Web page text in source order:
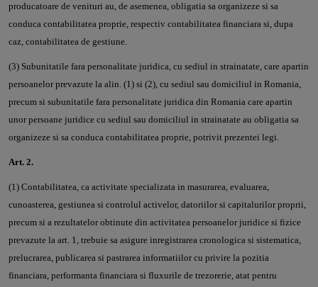
producatoare de venituri au, de asemenea, obligatia sa organizeze si sa
conduca contabilitatea proprie, respectiv contabilitatea financiara si, dupa
caz, contabilitatea de gestiune.
(3) Subunitatile fara personalitate juridica, cu sediul in strainatate, care apartin
persoanelor prevazute la alin. (1) si (2), cu sediul sau domiciliul in Romania,
precum si subunitatile fara personalitate juridica din Romania care apartin
unor persoane juridice cu sediul sau domiciliul in strainatate au obligatia sa
organizeze si sa conduca contabilitatea proprie, potrivit prezentei legi.
Art. 2.
(1) Contabilitatea, ca activitate specializata in masurarea, evaluarea,
cunoasterea, gestiunea si controlul activelor, datoriilor si capitalurilor proprii,
precum si a rezultatelor obtinute din activitatea persoanelor juridice si fizice
prevazute la art. 1, trebuie sa asigure inregistrarea cronologica si sistematica,
prelucrarea, publicarea si pastrarea informatiilor cu privire la pozitia
financiara, performanta financiara si fluxurile de trezorerie, atat pentru